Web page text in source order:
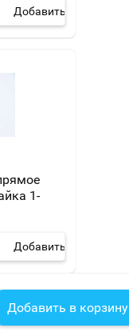
Добавить
1-
Добавить
Добавить в корзину